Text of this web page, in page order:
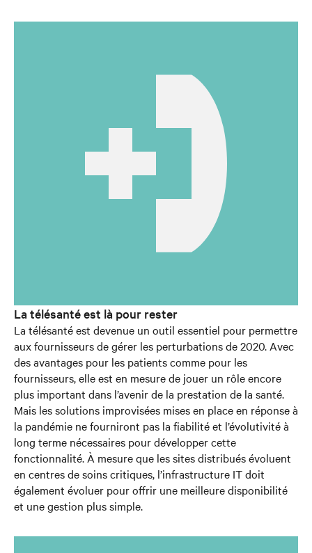
La télésanté est là pour rester
La télésanté est devenue un outil essentiel pour permettre
aux fournisseurs de gérer les perturbations de 2020. Avec
des avantages pour les patients comme pour les
fournisseurs, elle est en mesure de jouer un rôle encore
plus important dans l’avenir de la prestation de la santé.
Mais les solutions improvisées mises en place en réponse à
la pandémie ne fourniront pas la fiabilité et l’évolutivité à
long terme nécessaires pour développer cette
fonctionnalité. À mesure que les sites distribués évoluent
en centres de soins critiques, l’infrastructure IT doit
également évoluer pour offrir une meilleure disponibilité
et une gestion plus simple.